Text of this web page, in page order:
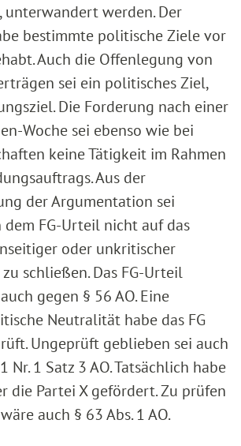
unterwandert werden. Der
bestimmte politische Ziele vor
Auch die Offenlegung von
sei ein politisches Ziel,
Die Forderung nach einer
Woche sei ebenso wie bei
keine Tätigkeit im Rahmen
Aus der
der Argumentation sei
dem FG-Urteil nicht auf das
oder unkritischer
schließen. Das FG-Urteil
gegen § 56 AO. Eine
Neutralität habe das FG
Ungeprüft geblieben sei auch
Nr. 1 Satz 3 AO. Tatsächlich habe
die Partei X gefördert. Zu prüfen
auch § 63 Abs. 1 AO.